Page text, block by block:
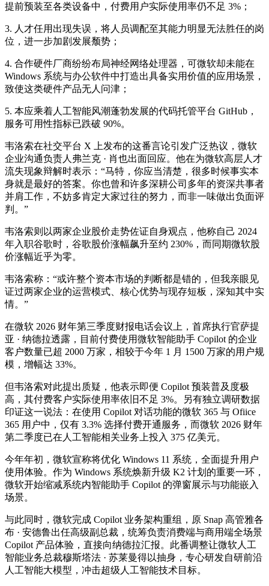
提前预装至各类设备中，付费用户实际使用率仍不足 3%；
3. 人才任用出现失误，将人员调配至其能力明显无法胜任的岗
位，进一步加剧发展颓势；
4. 合作硬件厂商纷纷布局神经网络处理器，可微软却未能在
Windows 系统与办公软件中打造出具备实用价值的应用场景，
致使这类硬件产品无人问津；
5. 本应乘着人工智能风潮蓬勃发展的代码托管平台 GitHub，
服务可用性指标已跌破 90%。
韦洛索在社交平台 X 上发布的这番言论引发广泛热议，微软
企业沟通负责人弗兰克 · 肖也出面回应。他在为微软高层人才
流失现象辩解时表示：“马特，你应当清楚，很多时候事实本
身就是最好的答案。你也曾和许多深耕公司多年的资深共事者
并肩工作，不妨多肯定大家过往的努力，而非一味做出负面评
判。”
韦洛索则以两家企业股价走势佐证自身观点，他称自己 2024
年入职谷歌时，谷歌股价涨幅飙升至约 230%，而同期微软股
价涨幅近乎为零。
韦洛索称：“或许整个资本市场的判断都是错的，但我亲眼见
证过两家企业的运营模式、核心优势与现存短板，深知其中实
情。”
在微软 2026 财年第三季度财报电话会议上，首席执行官萨提
亚 · 纳德拉透露，目前付费使用微软智能助手 Copilot 的企业
客户数量已超 2000 万家，相较于今年 1 月 1500 万家的用户规
模，增幅达 33%。
但韦洛索对此提出质疑，他表示即便 Copilot 预装普及度极
高，其付费客户实际使用率依旧不足 3%。另有独立调研数据
印证这一说法：在使用 Copilot 对话功能的微软 365 与 Ofiice
365 用户中，仅有 3.3% 选择付费开通服务，而微软 2026 财年
第二季度已在人工智能相关业务上投入 375 亿美元。
今年年初，微软宣称将优化 Windows 11 系统，全面提升用户
使用体验。作为 Windows 系统焕新升级 K2 计划的重要一环，
微软开始缩减系统内智能助手 Copilot 的弹窗展示与功能嵌入
场景。
与此同时，微软完成 Copilot 业务架构重组，原 Snap 高管雅各
布 · 安德鲁出任高级副总裁，统筹负责消费端与商用端全场景
Copilot 产品体验，直接向纳德拉汇报。此番调整让微软人工
智能业务总裁穆斯塔法 · 苏莱曼得以抽身，专心研发自研前沿
人工智能大模型，冲击超级人工智能技术目标。